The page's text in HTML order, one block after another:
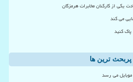
یکی از کارکنان مخابرات هرمزگان
می کند
کنید
پربحث ترین ها
موبایل می رسد